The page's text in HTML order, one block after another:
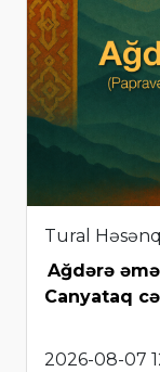
Tural
Ağdərə
Canyataq
2026-08-07